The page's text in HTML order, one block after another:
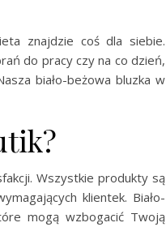
znajdzie coś dla siebie.
do pracy czy na co dzień,
biało-beżowa bluzka w
Wszystkie produkty są
klientek. Biało-
mogą wzbogacić Twoją